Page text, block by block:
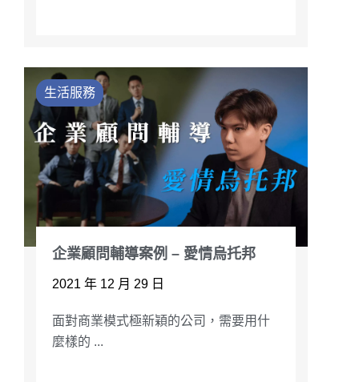
生活服務
企業顧問輔導案例 – 愛情烏托邦
2021 年 12 月 29 日
面對商業模式極新穎的公司，需要用什
麼樣的 ...